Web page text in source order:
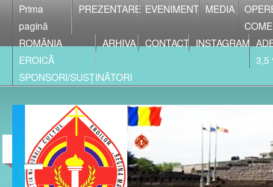
Prima
pagină
PREZENTARE EVENIMENT MEDIA
ROMÂNIA
EROICĂ
ARHIVA CONTACT INSTAGRAM
3,5
SPONSORI/SUSȚINĂTORI